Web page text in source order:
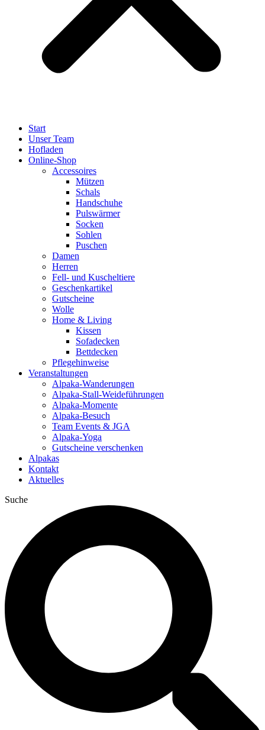
Start
Unser Team
Hofladen
Online-Shop
Accessoires
Mützen
Schals
Handschuhe
Pulswärmer
Socken
Sohlen
Puschen
Damen
Herren
Fell- und Kuscheltiere
Geschenkartikel
Gutscheine
Wolle
Home & Living
Kissen
Sofadecken
Bettdecken
Pflegehinweise
Veranstaltungen
Alpaka-Wanderungen
Alpaka-Stall-Weideführungen
Alpaka-Momente
Alpaka-Besuch
Team Events & JGA
Alpaka-Yoga
Gutscheine verschenken
Alpakas
Kontakt
Aktuelles
Suche